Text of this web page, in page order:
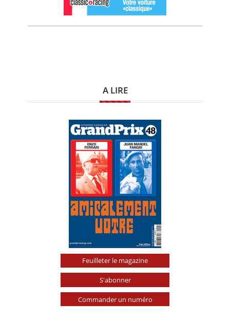
A LIRE
Feuilleter le magazine
S'abonner
Commander un numéro